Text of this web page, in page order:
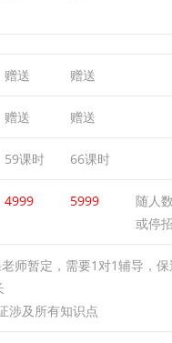
赠送 赠送
赠送 赠送
59课时 66课时
4999 5999
随人
或停招
师暂定，需要1对1辅导，
涉及所有知识点